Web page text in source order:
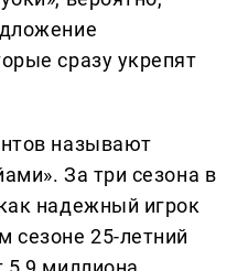
сразу укрепят
называют
За три сезона в
надежный игрок
сезоне 25-летний